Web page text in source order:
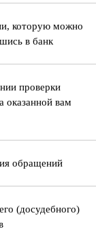
которую можно
в банк
проверки
оказанной вам
обращений
(досудебного)